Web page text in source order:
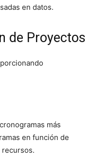
en datos.
de Proyectos
más
en función de